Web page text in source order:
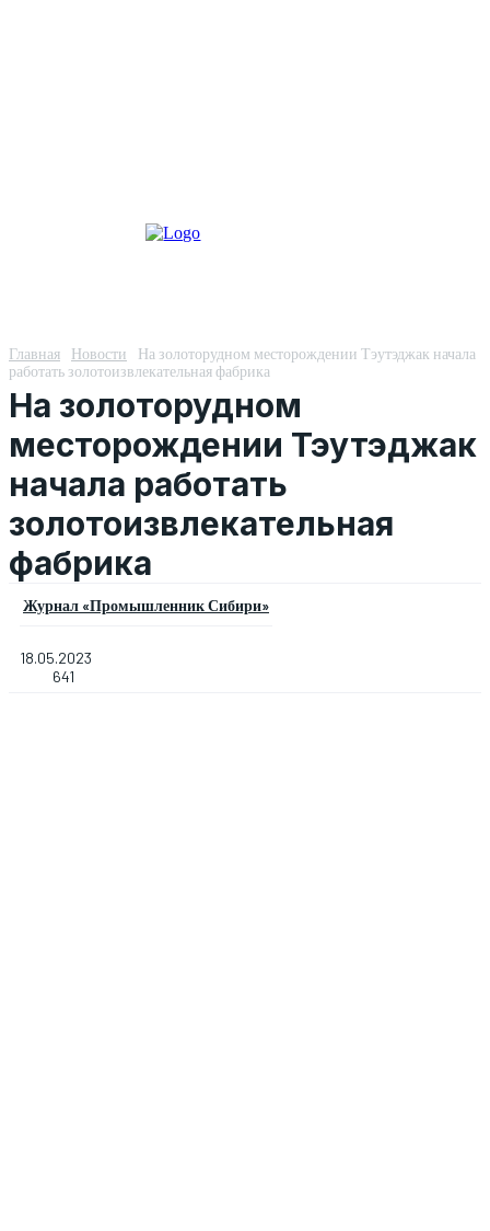
Главная Новости
На золоторудном месторождении Тэутэджак начала
работать золотоизвлекательная фабрика
На золоторудном
месторождении Тэутэджак
начала работать
золотоизвлекательная
фабрика
Журнал «Промышленник Сибири»
18.05.2023
641